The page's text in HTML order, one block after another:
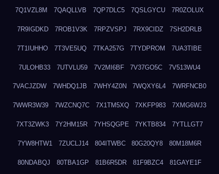
7Q1VZL8M 7QAQLLVB 7QP7DLC5 7QSLGYCU 7R0ZOLUX
7R9IGDKD 7ROB1V3K 7RPZVSPJ 7RX9CIDZ 7SH2DRLB
7T1IUHHO 7T3VE5UQ 7TKA257G 7TYDPROM 7UA3TIBE
7ULOHB33 7UTVLU59 7V2MI6BF 7V37GO5C 7V513WU4
7VACJZDW 7WHDQ1JB 7WHY4Z0N 7WQXY6L4 7WRFNCB0
7WWR3W39 7WZCNQ7C 7X1TM5XQ 7XKFP983 7XMG6WJ3
7XT3ZWK3 7Y2HM15R 7YHSQGPE 7YKTB834 7YTLLGT7
7YW8HTW1 7ZUCLJ14 804ITWBC 80G20QY8 80M18M6R
80NDABQJ 80TBA1GP 81B6R5DR 81F9BZC4 81GAYE1F